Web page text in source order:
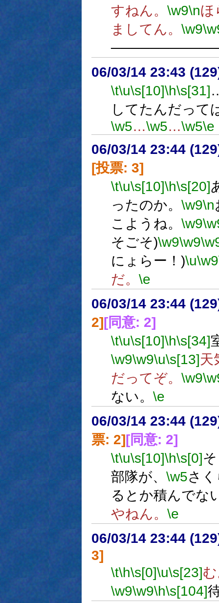
すねん。 \w9\nほ
ましてん。 \w9
06/03/14 23:43
\t\u\s[10]\h\s[31]
してたんだって
\w5…\w5…\w5\e
06/03/14 23:44
[投票: 3]
\t\u\s[10]\h\s[20]
ったのか。 \w9\n
こようね。 \w9
そごそ)\w9\w9
にょらー！)\u\w9
だ。 \e
06/03/14 23:44
2][同意: 2]
\t\u\s[10]\h\s[34]
\w9\w9\u\s[13]天
だってぞ。 \w9
ない。 \e
06/03/14 23:44
票: 2][同意: 2]
\t\u\s[10]\h\s[0]
部隊が、 \w5さ
るとか積んでな
やねん。 \e
06/03/14 23:44
3]
\t\h\s[0]\u\s[23]
\w9\w9\h\s[104]